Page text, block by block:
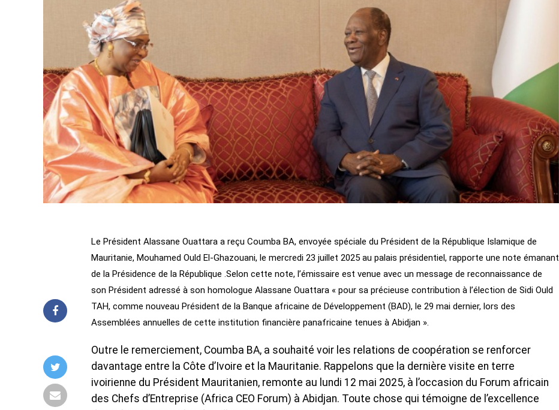
Le Président Alassane Ouattara a reçu Coumba BA, envoyée spéciale du Président de la République Islamique de
Mauritanie, Mouhamed Ould El-Ghazouani, le mercredi 23 juillet 2025 au palais présidentiel, rapporte une note émanant
de la Présidence de la République .Selon cette note, l’émissaire est venue avec un message de reconnaissance de
son Président adressé à son homologue Alassane Ouattara « pour sa précieuse contribution à l’élection de Sidi Ould
TAH, comme nouveau Président de la Banque africaine de Développement (BAD), le 29 mai dernier, lors des
Assemblées annuelles de cette institution financière panafricaine tenues à Abidjan ».
Outre le remerciement, Coumba BA, a souhaité voir les relations de coopération se renforcer
davantage entre la Côte d’Ivoire et la Mauritanie. Rappelons que la dernière visite en terre
ivoirienne du Président Mauritanien, remonte au lundi 12 mai 2025, à l’occasion du Forum africain
des Chefs d’Entreprise (Africa CEO Forum) à Abidjan. Toute chose qui témoigne de l’excellence